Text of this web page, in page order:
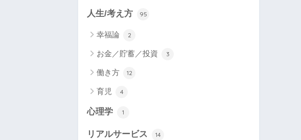
人生/考え方 95
幸福論 2
お金／貯蓄／投資 3
働き方 12
育児 4
心理学 1
リアルサービス 14